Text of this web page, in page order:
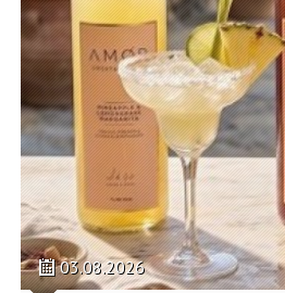
03.08.2026